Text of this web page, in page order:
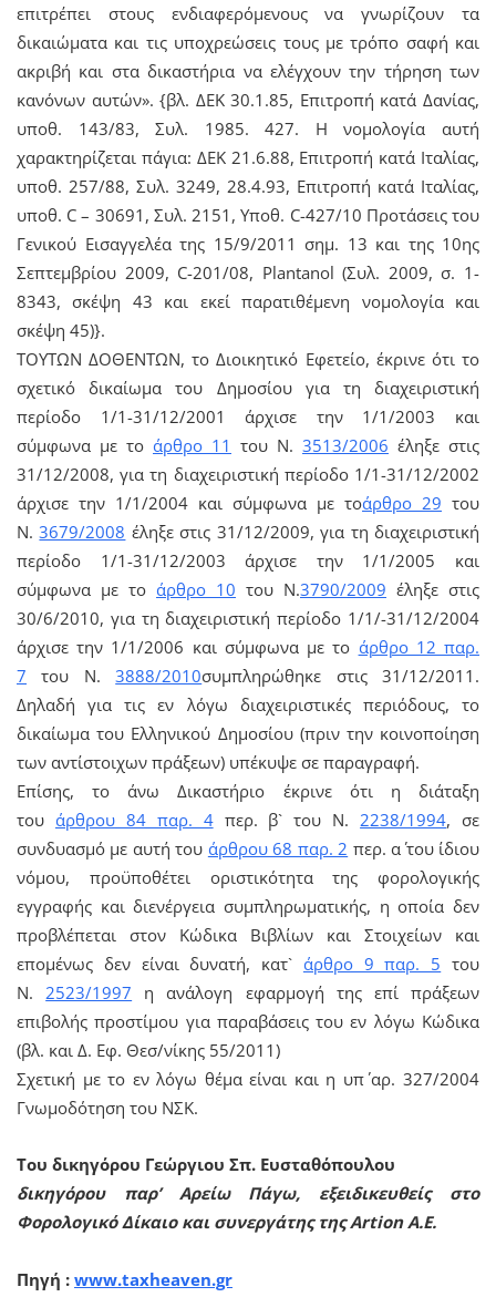
επιτρέπει στους ενδιαφερόμενους να γνωρίζουν τα
δικαιώματα και τις υποχρεώσεις τους με τρόπο σαφή και
ακριβή και στα δικαστήρια να ελέγχουν την τήρηση των
κανόνων αυτών». {βλ. ΔΕΚ 30.1.85, Επιτροπή κατά Δανίας,
υποθ. 143/83, Συλ. 1985. 427. Η νομολογία αυτή
χαρακτηρίζεται πάγια: ΔΕΚ 21.6.88, Επιτροπή κατά Ιταλίας,
υποθ. 257/88, Συλ. 3249, 28.4.93, Επιτροπή κατά Ιταλίας,
υποθ. C – 30691, Συλ. 2151, Υποθ. C-427/10 Προτάσεις του
Γενικού Εισαγγελέα της 15/9/2011 σημ. 13 και της 10ης
Σεπτεμβρίου 2009, C-201/08, Plantanol (Συλ. 2009, σ. 1-
8343, σκέψη 43 και εκεί παρατιθέμενη νομολογία και
σκέψη 45)}.
ΤΟΥΤΩΝ ΔΟΘΕΝΤΩΝ, το Διοικητικό Εφετείο, έκρινε ότι το
σχετικό δικαίωμα του Δημοσίου για τη διαχειριστική
περίοδο 1/1-31/12/2001 άρχισε την 1/1/2003 και
σύμφωνα με το άρθρο 11 του Ν. 3513/2006 έληξε στις
31/12/2008, για τη διαχειριστική περίοδο 1/1-31/12/2002
άρχισε την 1/1/2004 και σύμφωνα με τοάρθρο 29 του
Ν.3679/2008 έληξε στις 31/12/2009, για τη διαχειριστική
περίοδο 1/1-31/12/2003 άρχισε την 1/1/2005 και
σύμφωνα με το άρθρο 10 του Ν.3790/2009 έληξε στις
30/6/2010, για τη διαχειριστική περίοδο 1/1/-31/12/2004
άρχισε την 1/1/2006 και σύμφωνα με το άρθρο 12 παρ.
7 του Ν.3888/2010συμπληρώθηκε στις 31/12/2011.
Δηλαδή για τις εν λόγω διαχειριστικές περιόδους, το
δικαίωμα του Ελληνικού Δημοσίου (πριν την κοινοποίηση
των αντίστοιχων πράξεων) υπέκυψε σε παραγραφή.
Επίσης, το άνω Δικαστήριο έκρινε ότι η διάταξη
του άρθρου 84 παρ. 4περ. β` του Ν. 2238/1994, σε
συνδυασμό με αυτή του άρθρου 68 παρ. 2 περ. α΄ του ίδιου
νόμου, προϋποθέτει οριστικότητα της φορολογικής
εγγραφής και διενέργεια συμπληρωματικής, η οποία δεν
προβλέπεται στον Κώδικα Βιβλίων και Στοιχείων και
επομένως δεν είναι δυνατή, κατ` άρθρο 9 παρ. 5 του
Ν. 2523/1997 η ανάλογη εφαρμογή της επί πράξεων
επιβολής προστίμου για παραβάσεις του εν λόγω Κώδικα
(βλ. και Δ. Εφ. Θεσ/νίκης 55/2011)
Σχετική με το εν λόγω θέμα είναι και η υπ΄ αρ. 327/2004
Γνωμοδότηση του ΝΣΚ.
Του δικηγόρου Γεώργιου Σπ. Ευσταθόπουλου
δικηγόρου παρ’ Αρείω Πάγω, εξειδικευθείς στο
Φορολογικό Δίκαιο και συνεργάτης της Artion A.E.
Πηγή : www.taxheaven.gr